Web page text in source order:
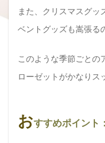
また、クリスマスグッ
ベントグッズも嵩張る
このような季節ごとの
ローゼットがかなりス
おすすめポイント